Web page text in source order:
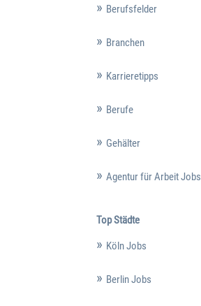
Berufsfelder
Branchen
Karrieretipps
Berufe
Gehälter
Agentur für Arbeit Jobs
Top Städte
Köln Jobs
Berlin Jobs